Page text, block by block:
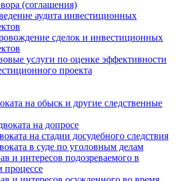
(соглашения)
аудита инвестиционных
сделок и инвестиционных
услуги по оценке эффективности
проекта
на обыск и другие следственные
на допросе
на стадии досудебного следствия
в суде по уголовным делам
и интересов подозреваемого в
процессе